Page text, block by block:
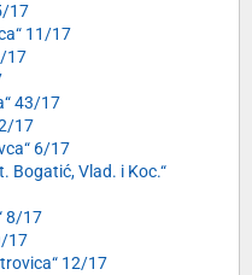
17
11/17
17
43/17
17
6/17
Bogatić, Vlad. i Koc.“
8/17
17
12/17